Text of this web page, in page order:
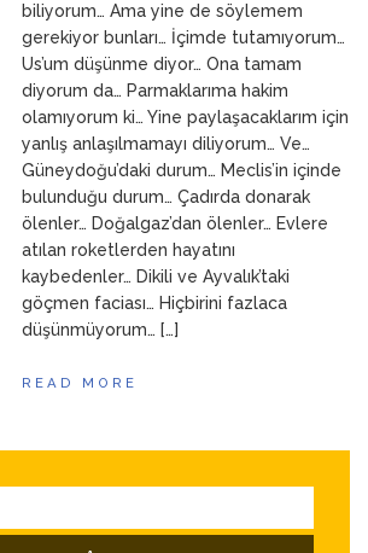
biliyorum… Ama yine de söylemem
gerekiyor bunları… İçimde tutamıyorum…
Us’um düşünme diyor… Ona tamam
diyorum da… Parmaklarıma hakim
olamıyorum ki… Yine paylaşacaklarım için
yanlış anlaşılmamayı diliyorum… Ve…
Güneydoğu’daki durum… Meclis’in içinde
bulunduğu durum… Çadırda donarak
ölenler… Doğalgaz’dan ölenler… Evlere
atılan roketlerden hayatını
kaybedenler… Dikili ve Ayvalık’taki
göçmen faciası… Hiçbirini fazlaca
düşünmüyorum… […]
READ MORE